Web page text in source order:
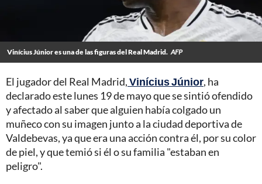
Vinícius Júnior es una de las figuras del Real Madrid. AFP
El jugador del Real Madrid,Vinícius Júnior, ha
declarado este lunes 19 de mayo que se sintió ofendido
y afectado al saber que alguien había colgado un
muñeco con su imagen junto a la ciudad deportiva de
Valdebevas, ya que era una acción contra él, por su color
de piel, y que temió si él o su familia "estaban en
peligro".